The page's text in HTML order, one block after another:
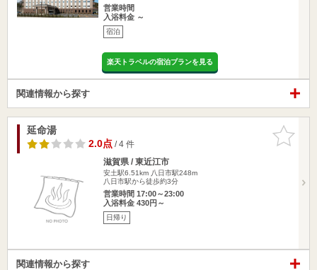
営業時間
入浴料金 ～
宿泊
楽天トラベルの宿泊プランを見る
関連情報から探す
お気に入
りに追加
延命湯
2.0点/ 4 件
滋賀県 / 東近江市
安土駅6.51km 八日市駅248m
八日市駅から徒歩約3分
営業時間 17:00～23:00
入浴料金 430円～
日帰り
関連情報から探す